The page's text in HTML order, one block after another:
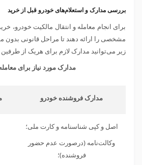
بررسی مدارک و استعلام‌های خودرو قبل از خرید
برای انجام معامله و انتقال مالکیت خودرو،
مشخصی را ارائه دهند تا مراحل قانونی
زیر می‌توانید مدارک لازم برای هریک از طرفین
مدارک مورد نیاز برای
مدارک فروشنده خودرو
اصل و کپی شناسنامه و کارت ملی؛
وکالت‌نامه (درصورت عدم حضور
فروشنده)؛